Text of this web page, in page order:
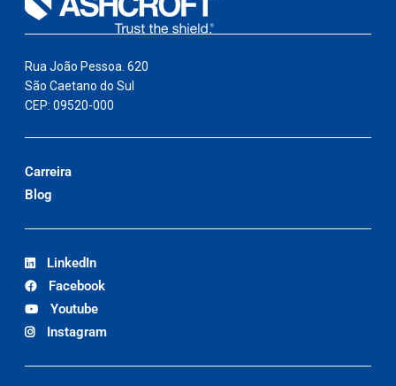
Rua João Pessoa. 620
São Caetano do Sul
CEP: 09520-000
Carreira
Blog
LinkedIn
Facebook
Youtube
Instagram